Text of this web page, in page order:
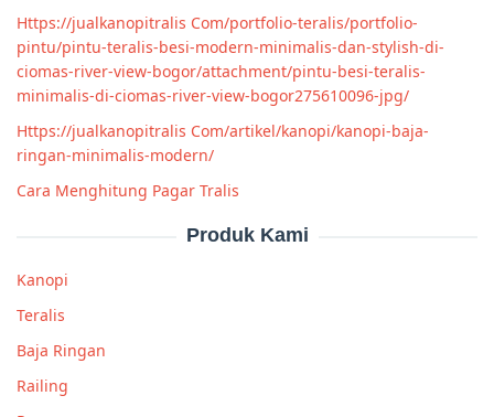
Https://jualkanopitralis Com/portfolio-teralis/portfolio-
pintu/pintu-teralis-besi-modern-minimalis-dan-stylish-di-
ciomas-river-view-bogor/attachment/pintu-besi-teralis-
minimalis-di-ciomas-river-view-bogor275610096-jpg/
Https://jualkanopitralis Com/artikel/kanopi/kanopi-baja-
ringan-minimalis-modern/
Cara Menghitung Pagar Tralis
Produk Kami
Kanopi
Teralis
Baja Ringan
Railing